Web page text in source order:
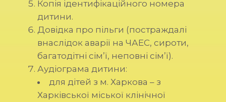
Копія ідентифікаційного номера
дитини.
Довідка про пільги (постраждалі
внаслідок аварії на ЧАЕС, сироти,
багатодітні сім’ї, неповні сім’ї).
Аудіограма дитини:
для дітей з м. Харкова – з
Харківської міської клінічної